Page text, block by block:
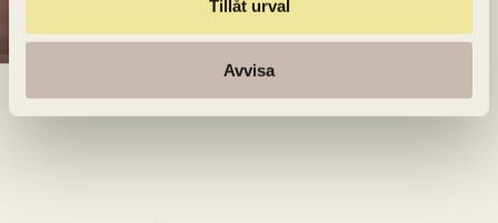
Tillåt urval
Avvisa
Linnea Rosberg
076-301 00 88